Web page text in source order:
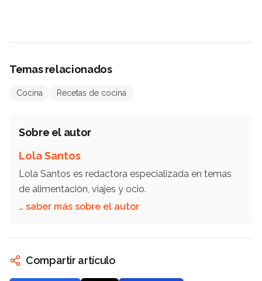
Temas relacionados
Cocina Recetas de cocina
Sobre el autor
Lola Santos
Lola Santos es redactora especializada en temas
de alimentación, viajes y ocio.
… saber más sobre el autor
Compartir artículo